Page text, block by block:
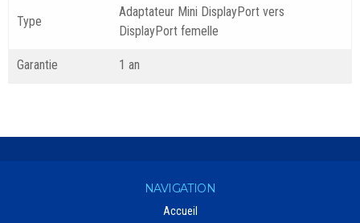
Type
Adaptateur Mini DisplayPort vers
DisplayPort femelle
Garantie 1 an
NAVIGATION
Accueil